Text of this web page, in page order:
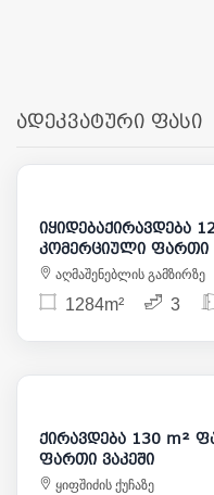
ადეკვატური ფასი
იყიდებაქირავდება
კომერციული ფართი
აღმაშენებლის გამზირზე
1284m² 3
ქირავდება 130 m²
ფართი ვაკეში
ყიფშიძის ქუჩაზე